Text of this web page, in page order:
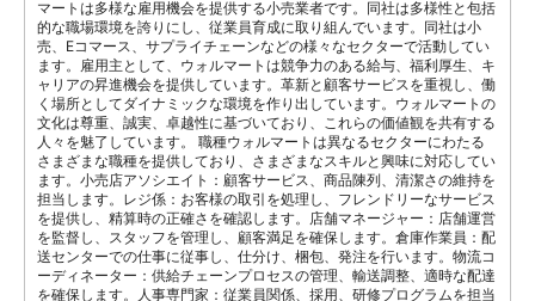
マートは多様な雇用機会を提供する小売業者です。同社は多様性と包括
的な職場環境を誇りにし、従業員育成に取り組んでいます。同社は小
売、Eコマース、サプライチェーンなどの様々なセクターで活動してい
ます。雇用主として、ウォルマートは競争力のある給与、福利厚生、キ
ャリアの昇進機会を提供しています。革新と顧客サービスを重視し、働
く場所としてダイナミックな環境を作り出しています。ウォルマートの
文化は尊重、誠実、卓越性に基づいており、これらの価値観を共有する
人々を魅了しています。 職種ウォルマートは異なるセクターにわたる
さまざまな職種を提供しており、さまざまなスキルと興味に対応してい
ます。小売店アソシエイト：顧客サービス、商品陳列、清潔さの維持を
担当します。レジ係：お客様の取引を処理し、フレンドリーなサービス
を提供し、精算時の正確さを確認します。店舗マネージャー：店舗運営
を監督し、スタッフを管理し、顧客満足を確保します。倉庫作業員：配
送センターでの仕事に従事し、仕分け、梱包、発注を行います。物流コ
ーディネーター：供給チェーンプロセスの管理、輸送調整、適時な配達
を確保します。人事専門家：従業員関係、採用、研修プログラムを担当